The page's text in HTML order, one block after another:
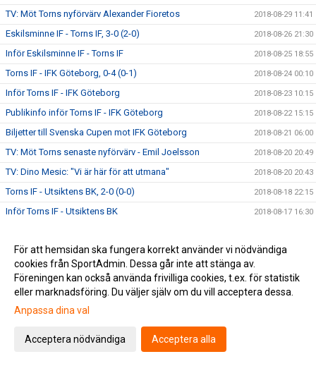
TV: Möt Torns nyförvärv Alexander Fioretos 2018-08-29 11:41
Eskilsminne IF - Torns IF, 3-0 (2-0) 2018-08-26 21:30
Inför Eskilsminne IF - Torns IF 2018-08-25 18:55
Torns IF - IFK Göteborg, 0-4 (0-1) 2018-08-24 00:10
Inför Torns IF - IFK Göteborg 2018-08-23 10:15
Publikinfo inför Torns IF - IFK Göteborg 2018-08-22 15:15
Biljetter till Svenska Cupen mot IFK Göteborg 2018-08-21 06:00
TV: Möt Torns senaste nyförvärv - Emil Joelsson 2018-08-20 20:49
TV: Dino Mesic: "Vi är här för att utmana" 2018-08-20 20:43
Torns IF - Utsiktens BK, 2-0 (0-0) 2018-08-18 22:15
Inför Torns IF - Utsiktens BK 2018-08-17 16:30
Välkommen Alexander Fioretos #13 2018-08-12 17:56
DM: Torns IF - IFÖ Bromölla IF, 0-6 (0-5)
Cupmatchen mot IFK Göteborg 2018-07-27 09:00
TV: Resevlogg - IK Oddevold
En fantastisk vårsäsong summeras
För att hemsidan ska fungera korrekt använder vi nödvändiga
cookies från SportAdmin. Dessa går inte att stänga av.
Föreningen kan också använda frivilliga cookies, t.ex. för statistik
eller marknadsföring. Du väljer själv om du vill acceptera dessa.
Anpassa dina val
Acceptera nödvändiga Acceptera alla